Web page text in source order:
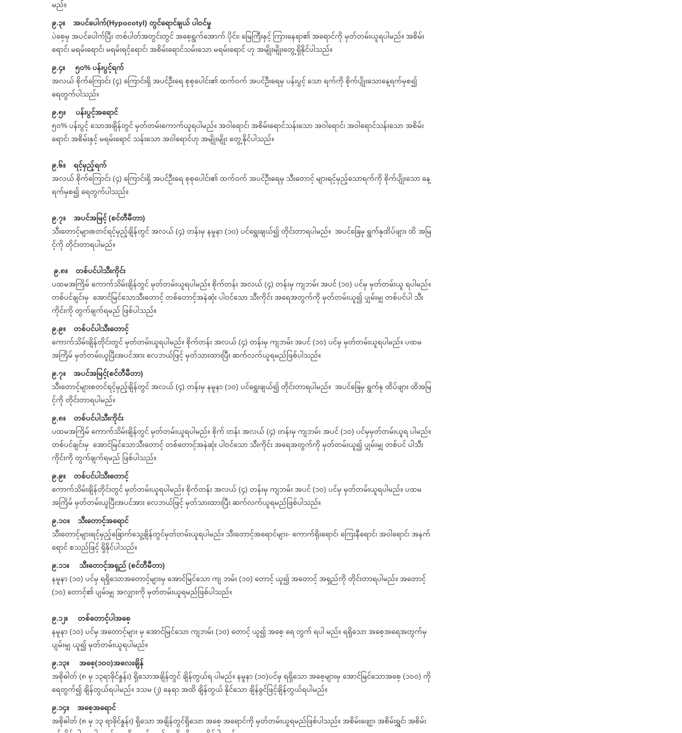
မည်။
၉.၃။ အပင်ပေါက်(Hypocotyl) တွင်ရောင်ချယ် ပါဝင်မှု
ပဲစေ့မှ အပင်ပေါက်ပြီး တစ်ပါတ်အတွင်းတွင် အစေ့ရွက်အောက် ပိုင်း၊ မြေကြီးနှင့် ကြားနေရာ၏ အရောင်ကို မှတ်တမ်းယူရပါမည်။ အစိမ်း
ရောင်၊ မရမ်းရောင်၊ မရမ်းရင့်ရောင်၊ အစိမ်းရောင်သမ်းသော မရမ်းရောင် ဟု အမျိုးမျိုးတွေ့ရှိနိုင်ပါသည်။
၉.၄။ ၅၀% ပန်းပွင့်ရက်
အလယ် စိုက်ကြောင်း (၄) ကြောင်းရှိ အပင်ဦးရေ စုစုပေါင်း၏ ထက်ဝက် အပင်ဦးရေမှ ပန်းပွင့် သော ရက်ကို စိုက်ပျိုးသောနေ့ရက်မှစ၍
ရေတွက်ပါသည်။
၉.၅။ ပန်းပွင့်အရောင်
၅၀% ပန်းပွင့် သောအချိန်တွင် မှတ်တမ်းကောက်ယူရပါမည်။ အဝါရောင်၊ အစိမ်းရောင်သန်းသော အဝါရောင်၊ အဝါရောင်သန်းသော အစိမ်း
ရောင်၊ အစိမ်းနှင့် မရမ်းရောင် သန်းသော အဝါရောင်ဟု အမျိုးမျိုး တွေ့နိုင်ပါသည်။
၉.၆။ ရင့်မှည့်ရက်
အလယ် စိုက်ကြောင်း (၄) ကြောင်းရှိ အပင်ဦးရေ စုစုပေါင်း၏ ထက်ဝက် အပင်ဦးရေမှ သီးတောင့် များရင့်မှည့်သောရက်ကို စိုက်ပျိုးသော နေ့
ရက်မှစ၍ ရေတွက်ပါသည်။
၉.၇။ အပင်အမြင့် (စင်တီမီတာ)
သီးတောင့်များစတင်ရင့်မှည့်ချိန်တွင် အလယ် (၄) တန်းမှ နမူနာ (၁၀) ပင်ရွေးချယ်၍ တိုင်းတာရပါမည်။ အပင်ခြေမှ ရွက်နုထိပ်ဖျား ထိ အမြ
င့်ကို တိုင်းတာရပါမည်။
၉.၈။ တစ်ပင်ပါသီးကိုင်း
ပထမအကြိမ် ကောက်သိမ်းချိန်တွင် မှတ်တမ်းယူရပါမည်။ စိုက်တန်း အလယ် (၄) တန်းမှ ကျဘမ်း အပင် (၁၀) ပင်မှ မှတ်တမ်းယူ ရပါမည်။
တစ်ပင်ချင်းမှ အောင်မြင်သောသီးတောင့် တစ်တောင့်အနဲဆုံး ပါဝင်သော သီးကိုင်း အရေအတွက်ကို မှတ်တမ်းယူ၍ ပျှမ်းမျှ တစ်ပင်ပါ သီး
ကိုင်းကို တွက်ချက်ရမည် ဖြစ်ပါသည်။
၉.၉။ တစ်ပင်ပါသီးတောင့်
ကောက်သိမ်းချိန်တိုင်းတွင် မှတ်တမ်းယူရပါမည်။ စိုက်တန်း အလယ် (၄) တန်းမှ ကျဘမ်း အပင် (၁၀) ပင်မှ မှတ်တမ်းယူရပါမည်။ ပထမ
အကြိမ် မှတ်တမ်းယူပြီးအပင်အား လေဘယ်ဖြင့် မှတ်သားထားပြီး ဆက်လက်ယူရမည်ဖြစ်ပါသည်။
၉.၇။ အပင်အမြင့်(စင်တီမီတာ)
သီးတောင့်များစတင်ရင့်မှည့်ချိန်တွင် အလယ် (၄) တန်းမှ နမူနာ (၁၀) ပင်ရွေးချယ်၍ တိုင်းတာရပါမည်။ အပင်ခြေမှ ရွက်နု ထိပ်ဖျား ထိအမြ
င့်ကို တိုင်းတာရပါမည်။
၉.၈။ တစ်ပင်ပါသီးကိုင်း
ပထမအကြိမ် ကောက်သိမ်းချိန်တွင် မှတ်တမ်းယူရပါမည်။ စိုက် တန်း အလယ် (၄) တန်းမှ ကျဘမ်း အပင် (၁၀) ပင်မှမှတ်တမ်းယူရ ပါမည်။
တစ်ပင်ချင်းမှ အောင်မြင်သောသီးတောင့် တစ်တောင့်အနဲဆုံး ပါဝင်သော သီးကိုင်း အရေအတွက်ကို မှတ်တမ်းယူ၍ ပျှမ်းမျှ တစ်ပင် ပါသီး
ကိုင်းကို တွက်ချက်ရမည် ဖြစ်ပါသည်။
၉.၉။ တစ်ပင်ပါသီးတောင့်
ကောက်သိမ်းချိန်တိုင်းတွင် မှတ်တမ်းယူရပါမည်။ စိုက်တန်း အလယ် (၄) တန်းမှ ကျဘမ်း အပင် (၁၀) ပင်မှ မှတ်တမ်းယူရပါမည်။ ပထမ
အကြိမ် မှတ်တမ်းယူပြီးအပင်အား လေဘယ်ဖြင့် မှတ်သားထားပြီး ဆက်လက်ယူရမည်ဖြစ်ပါသည်။
၉.၁၀။ သီးတောင့်အရောင်
သီးတောင့်များရင့်မှည့်ခြောက်သွေ့ချိန်တွင်မှတ်တမ်းယူရပါမည်။ သီးတောင့်အရောင်များ- ကောက်ရိုးရောင်၊ ကြေးနီရောင်၊ အဝါရောင်၊ အနက်
ရောင် စသည်ဖြင့် ရှိနိုင်ပါသည်။
၉.၁၁။ သီးတောင့်အရှည် (စင်တီမီတာ)
နမူနာ (၁၀) ပင်မှ ရရှိသောအတောင့်များမှ အောင်မြင်သော ကျ ဘမ်း (၁၀) တောင့် ယူ၍ အတောင့် အရှည်ကို တိုင်းတာရပါမည်။ အတောင့်
(၁၀) တောင့်၏ ပျမ်းမျှ အလျှားကို မှတ်တမ်းယူရမည်ဖြစ်ပါသည်။
၉.၁၂။ တစ်တောင့်ပါအစေ့
နမူနာ (၁၀) ပင်မှ အတောင့်များ မှ အောင်မြင်သော ကျဘမ်း (၁၀) တောင့် ယူ၍ အစေ့ ရေ တွက် ရပါ မည်။ ရရှိသော အစေ့အရေအတွက်မှ
ပျမ်းမျှ ယူ၍ မှတ်တမ်းယူရပါမည်။
၉.၁၃။ အစေ့(၁၀၀)အလေးချိန်
အစိုဓါတ် (၈ မှ ၁၃ရာခိုင်နှုန်း) ရှိသောအချိန်တွင် ချိန်တွယ်ရ ပါမည်။ နမူနာ (၁၀)ပင်မှ ရရှိသော အစေ့များမှ အောင်မြင်သောအစေ့ (၁၀၀) ကို
ရေတွက်၍ ချိန်တွယ်ရပါမည်။ ဒသမ (၂) နေရာ အထိ ချိန်တွယ် နိုင်သော ချိန်ခွင်ဖြင့်ချိန်တွယ်ရပါမည်။
၉.၁၄။ အစေ့အရောင်
အစိုဓါတ် (၈ မှ ၁၃ ရာခိုင်နှုန်း) ရှိသော အချိန်တွင်ရှိသော အစေ့ အရောင်ကို မှတ်တမ်းယူရမည်ဖြစ်ပါသည်။ အစိမ်းဖျော့၊ အစိမ်းရွှင်၊ အစိမ်း